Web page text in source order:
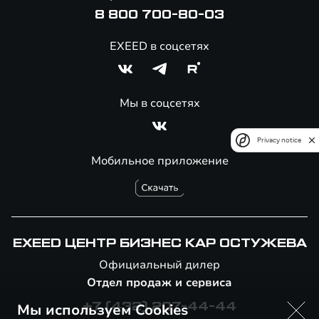
Мобильное приложение
8 800 700-80-03
EXEED в соцсетях
Мы в соцсетях
EXEED ЦЕНТР БИЗНЕС КАР ОСТУЖЕВА
Официальный дилер
Отдел продаж и сервиса
+7 (432) 207-44-44
Мы используем Cookies
Privacy notice